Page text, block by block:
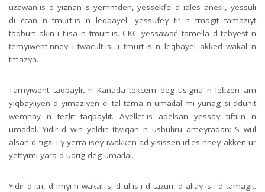
uẓawan-is d yiznan-is yemmden, yessekfel-d idles aneṣli, yessuli
di ccan n tmurt-is n leqbayel, yessufeγ tiṭ n tmagit tamaziγt
taqburt akin i tlisa n tmurt-is. CKC yessawaḍ tamella d tebγest n
temγiwent-nneγ i twacult-is, i tmurt-is n leqbayel akked wakal n
tmazγa.
Tamγiwent taqbaylit n Kanada tekcem deg usigna n leḥzen am
yiqbayliyen d yimaziγen di tal tama n umaḍal mi yunag si ddunit
wemnay n tezlit taqbaylit. Aγellet-is adelsan yessaγ tiftilin n
umaḍal. Yidir d win yeldin ṭṭwiqan n usbuḥru ameγradan: S wul
alsan d tigzi i γ-yerra iseγ iwakken ad yisissen idles-nneγ akken ur
yettγimi-yara d udrig deg umaḍal.
Yidir d itri, d imγi n wakal-is; d ul-is i d taẓuri, d allaγ-is i d tamagit.